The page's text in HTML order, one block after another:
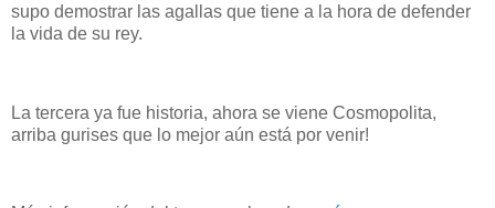
supo demostrar las agallas que tiene a la hora de defender
la vida de su rey.
La tercera ya fue historia, ahora se viene Cosmopolita,
arriba gurises que lo mejor aún está por venir!